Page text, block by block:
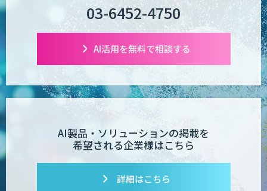
Wanderlust RAG コンシェルジュ
POPstation
「業務AIプロ」
Dify導入支援
03-6452-4750
AI活用を無料で相談する
AI製品・ソリューションの掲載を
希望される企業様はこちら
詳細はこちら